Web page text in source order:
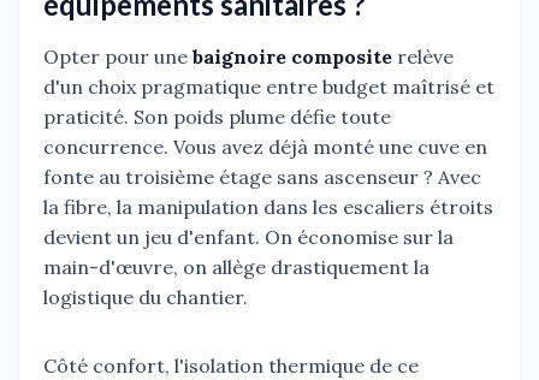
Opter pour une baignoire composite relève
d'un choix pragmatique entre budget maîtrisé et
praticité. Son poids plume défie toute
concurrence. Vous avez déjà monté une cuve en
fonte au troisième étage sans ascenseur ? Avec
la fibre, la manipulation dans les escaliers étroits
devient un jeu d'enfant. On économise sur la
main-d'œuvre, on allège drastiquement la
logistique du chantier.
Côté confort, l'isolation thermique de ce